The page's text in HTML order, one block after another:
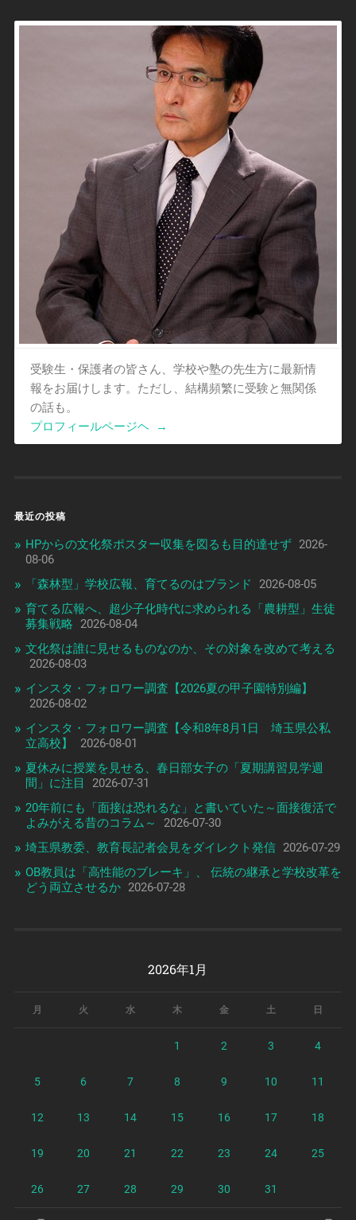
受験生・保護者の皆さん、学校や塾の先生方に最新情
報をお届けします。ただし、結構頻繁に受験と無関係
の話も。
プロフィールページヘ
→
最近の投稿
HPからの文化祭ポスター収集を図るも目的達せず 2026-
08-06
「森林型」学校広報、育てるのはブランド
2026-08-05
育てる広報へ、超少子化時代に求められる「農耕型」生徒
募集戦略
2026-08-04
文化祭は誰に見せるものなのか、その対象を改めて考える
2026-08-03
インスタ・フォロワー調査【2026夏の甲子園特別編】
2026-08-02
インスタ・フォロワー調査【令和8年8月1日 埼玉県公私
立高校】
2026-08-01
夏休みに授業を見せる、春日部女子の「夏期講習見学週
間」に注目
2026-07-31
20年前にも「面接は恐れるな」と書いていた～面接復活で
よみがえる昔のコラム～
2026-07-30
埼玉県教委、教育長記者会見をダイレクト発信 2026-07-29
OB教員は「高性能のブレーキ」、 伝統の継承と学校改革を
どう両立させるか 2026-07-28
2026年1月
月 火 水 木 金 土 日
1 2 3 4
5 6 7 8 9 10 11
12 13 14 15 16 17 18
19 20 21 22 23 24 25
26 27 28 29 30 31